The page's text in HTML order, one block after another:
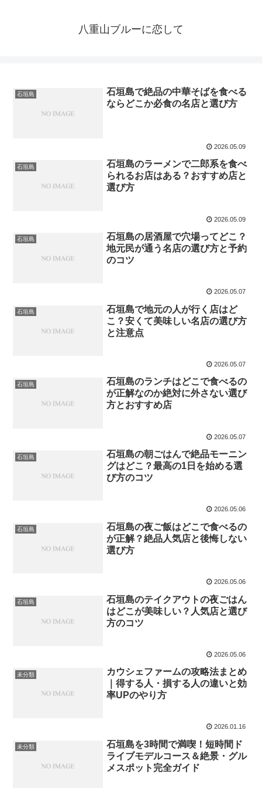
八重山ブルーに恋して
石垣島
石垣島で絶品の中華そばを食べる
ならどこか必食の名店と選び方
2026.05.09
石垣島
石垣島のラーメンで二郎系を食べ
られるお店はある？おすすめ店と
選び方
2026.05.09
石垣島
石垣島の居酒屋で穴場ってどこ？
地元民が通う名店の選び方と予約
のコツ
2026.05.07
石垣島
石垣島で地元の人が行く店はど
こ？安くて美味しい名店の選び方
と注意点
2026.05.07
石垣島
石垣島のランチはどこで食べるの
が正解なのか絶対に外さない選び
方とおすすめ店
2026.05.07
石垣島
石垣島の朝ごはんで絶品モーニン
グはどこ？最高の1日を始める選
び方のコツ
2026.05.06
石垣島
石垣島の夜ご飯はどこで食べるの
が正解？絶品人気店と後悔しない
選び方
2026.05.06
石垣島
石垣島のテイクアウトの夜ごはん
はどこが美味しい？人気店と選び
方のコツ
2026.05.06
未分類
カウシェファームの攻略法まとめ
｜得する人・損する人の違いと効
率UPのやり方
2026.01.16
未分類
石垣島を3時間で満喫！短時間ド
ライブモデルコース＆絶景・グル
メスポット完全ガイド